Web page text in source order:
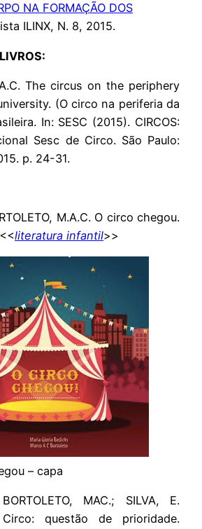
NA FORMAÇÃO DOS
ILINX, N. 8, 2015.
The circus on the periphery
(O circo na periferia da
In: SESC (2015). CIRCOS:
Sesc de Circo. São Paulo:
p. 24-31.
M.A.C. O circo chegou.
literatura infantil>>
– capa
MAC.; SILVA, E.
questão de prioridade.